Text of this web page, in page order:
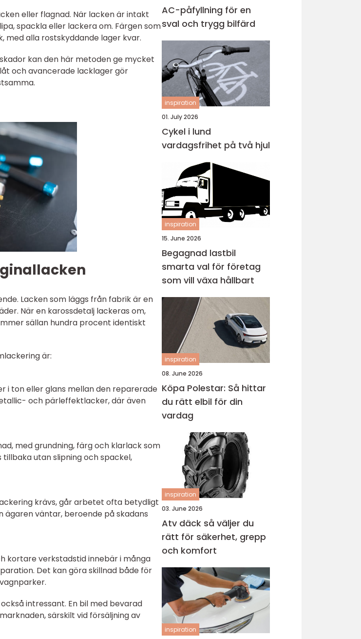
eller flagnad. När lacken är intakt
spackla eller lackera om. Färgen som
alla rostskyddande lager kvar.
kan den här metoden ge mycket
och avancerade lacklager gör
Lacken som läggs från fabrik är en
När en karossdetalj lackeras om,
sällan hundra procent identiskt
är:
i ton eller glans mellan den reparerade
och pärleffektlacker, där även
med grundning, färg och klarlack som
utan slipning och spackel,
krävs, går arbetet ofta betydligt
ägaren väntar, beroende på skadans
kortare verkstadstid innebär i många
Det kan göra skillnad både för
intressant. En bil med bevarad
särskilt vid försäljning av
AC-påfyllning för en
sval och trygg bilfärd
inspiration
01. July 2026
Cykel i lund
vardagsfrihet på två hjul
inspiration
15. June 2026
Begagnad lastbil
smarta val för företag
som vill växa hållbart
inspiration
08. June 2026
Köpa Polestar: Så hittar
du rätt elbil för din
vardag
inspiration
03. June 2026
Atv däck så väljer du
rätt för säkerhet, grepp
och komfort
inspiration